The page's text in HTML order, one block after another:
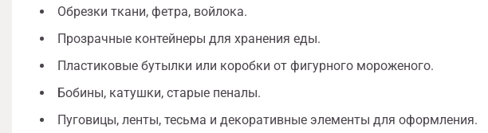
Обрезки ткани, фетра, войлока.
Прозрачные контейнеры для хранения еды.
Пластиковые бутылки или коробки от фигурного мороженого.
Бобины, катушки, старые пеналы.
Пуговицы, ленты, тесьма и декоративные элементы для оформления.